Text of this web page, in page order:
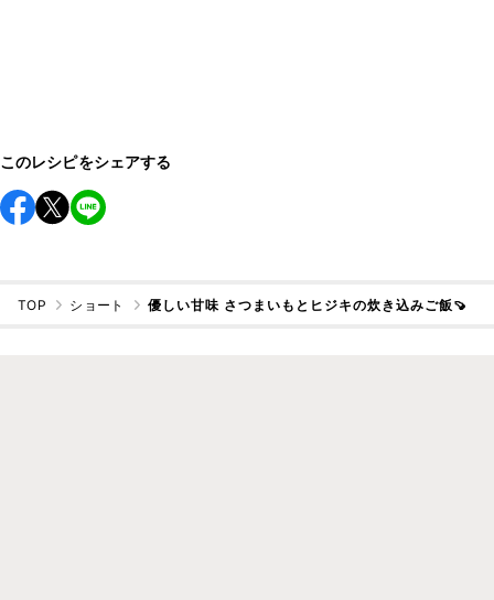
このレシピをシェアする
TOP ショート 優しい甘味 さつまいもとヒジキの炊き込みご飯🍠